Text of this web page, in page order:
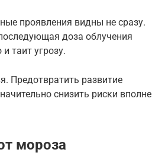
проявления видны не сразу.
доза облучения
таит угрозу.
Предотвратить развитие
снизить риски вполне
мороза